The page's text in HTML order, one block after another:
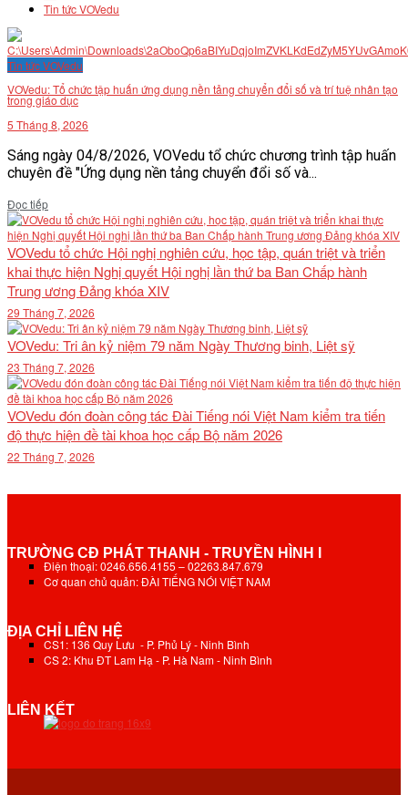
Tin tức VOVedu
Tin tức VOVedu
VOVedu: Tổ chức tập huấn ứng dụng nền tảng chuyển đổi số và trí tuệ nhân tạo
trong giáo dục
5 Tháng 8, 2026
Sáng ngày 04/8/2026, VOVedu tổ chức chương trình tập huấn
chuyên đề "Ứng dụng nền tảng chuyển đổi số và...
Đọc tiếpDetails
VOVedu tổ chức Hội nghị nghiên cứu, học tập, quán triệt và triển
khai thực hiện Nghị quyết Hội nghị lần thứ ba Ban Chấp hành
Trung ương Đảng khóa XIV
29 Tháng 7, 2026
VOVedu: Tri ân kỷ niệm 79 năm Ngày Thương binh, Liệt sỹ
23 Tháng 7, 2026
VOVedu đón đoàn công tác Đài Tiếng nói Việt Nam kiểm tra tiến
độ thực hiện đề tài khoa học cấp Bộ năm 2026
22 Tháng 7, 2026
TRƯỜNG CĐ PHÁT THANH - TRUYỀN HÌNH I
Điện thoại: 0246.656.4155 – 02263.847.679
Cơ quan chủ quản: ĐÀI TIẾNG NÓI VIỆT NAM
ĐỊA CHỈ LIÊN HỆ
CS1: 136 Quy Lưu - P. Phủ Lý - Ninh Bình
CS 2: Khu ĐT Lam Hạ - P. Hà Nam - Ninh Bình
LIÊN KẾT